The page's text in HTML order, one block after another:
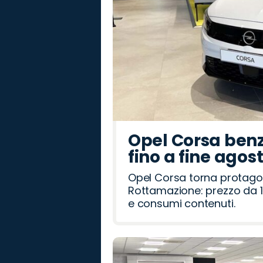
Opel Corsa
fino a fine
Opel Corsa torna
Rottamazione: prezzo da
e consumi contenuti.